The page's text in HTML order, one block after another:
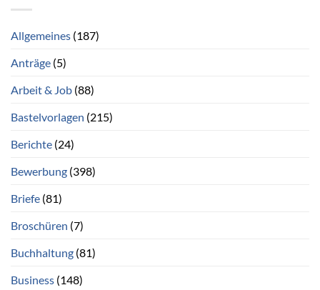
Allgemeines (187)
Anträge (5)
Arbeit & Job (88)
Bastelvorlagen (215)
Berichte (24)
Bewerbung (398)
Briefe (81)
Broschüren (7)
Buchhaltung (81)
Business (148)